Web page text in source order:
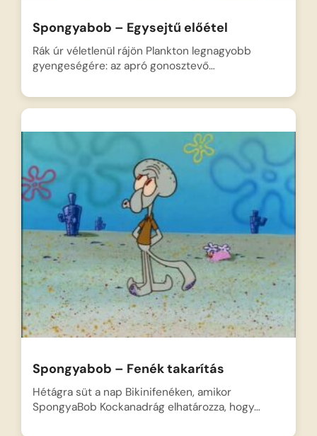
Spongyabob – Egysejtű előétel
Rák úr véletlenül rájön Plankton legnagyobb
gyengeségére: az apró gonosztevő…
Spongyabob – Fenék takarítás
Hétágra süt a nap Bikinifenéken, amikor
SpongyaBob Kockanadrág elhatározza, hogy…